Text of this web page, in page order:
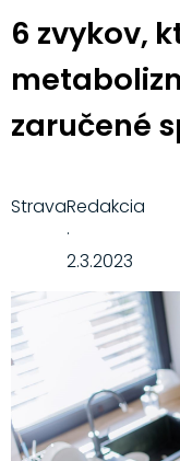
6 zvykov,
zaručené
StravaRedakcia
·
2.3.2023